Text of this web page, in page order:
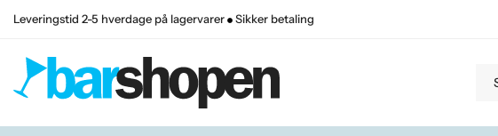
Leveringstid 2-5 hverdage på lagervarer Sikker betaling